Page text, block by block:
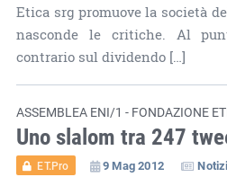
Etica srg promuove la società
nasconde le critiche. Al
contrario sul dividendo […]
ASSEMBLEA ENI/1 - FONDAZIONE
Uno slalom tra 247
ET.Pro 9 Mag 2012